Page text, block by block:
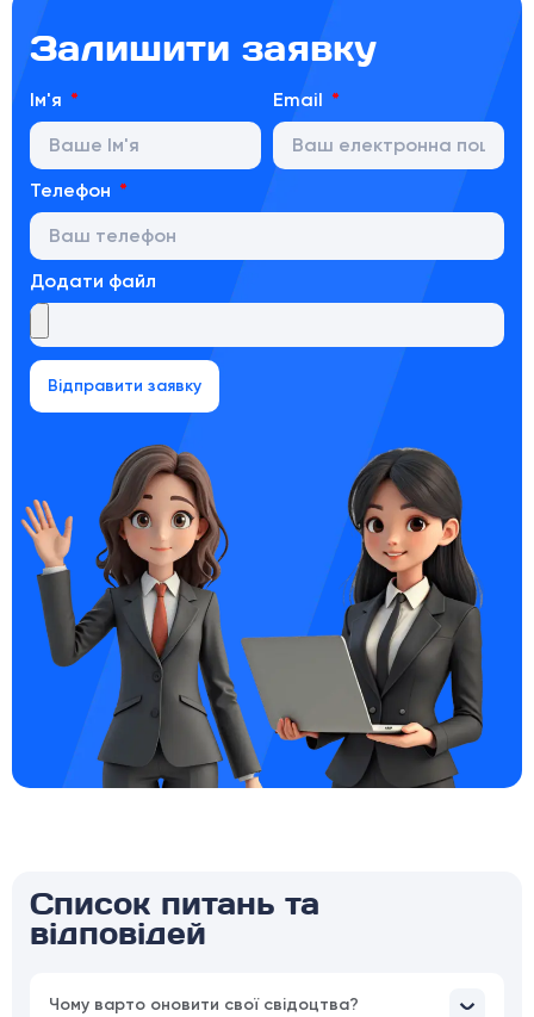
Залишити заявку
Ім'я Email
Телефон
Додати файл
Відправити заявку
Список питань та
відповідей
Чому варто оновити свої свідоцтва?